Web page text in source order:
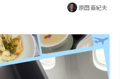
原田 亜紀夫